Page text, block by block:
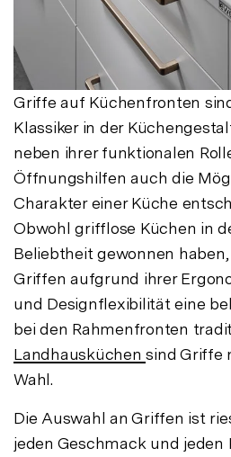
Griffe auf Küchenfronten
Klassiker in der
neben ihrer funktionalen
Öffnungshilfen auch die
Charakter einer Küche
Obwohl grifflose Küchen in
Beliebtheit gewonnen
Griffen aufgrund ihrer
und Designflexibilität eine
bei den Rahmenfronten
Landhausküchensind Griffe
Wahl.
Die Auswahl an Griffen ist
jeden Geschmack und jeden